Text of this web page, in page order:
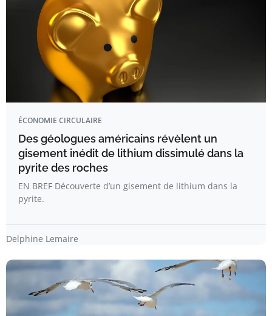
ÉCONOMIE CIRCULAIRE
Des géologues américains révèlent un
gisement inédit de lithium dissimulé dans la
pyrite des roches
EN BREF Découverte d’un gisement de lithium dans la
pyrite.
Delphine Lemaire